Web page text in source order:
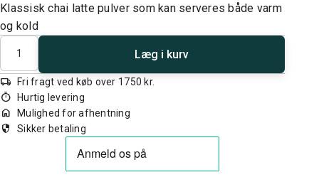
Klassisk chai latte pulver som kan serveres både varm
og kold
Antal
Læg i kurv
local_shipping Fri fragt ved køb over 1750 kr.
timer Hurtig levering
home Mulighed for afhentning
security Sikker betaling